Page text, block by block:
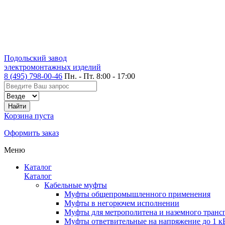
Подольский завод
электромонтажных изделий
8 (495) 798-00-46 Пн. - Пт. 8:00 - 17:00
Корзина пуста
Оформить заказ
Меню
Каталог
Каталог
Кабельные муфты
Муфты общепромышленного применения
Муфты в негорючем исполнении
Муфты для метрополитена и наземного
Муфты ответвительные на напряжение до 1